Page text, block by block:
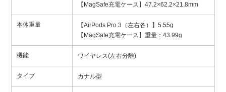
【MagSafe充電ケース】47.2×62.2×21.8mm
本体重量
【AirPods Pro 3（左右各）】5.55g
【MagSafe充電ケース】重量：43.99g
機能 ワイヤレス(左右分離)
タイプ カナル型